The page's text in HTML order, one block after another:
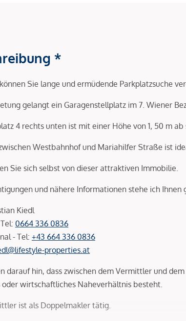
*
Sie lange und ermüdende Parkplatzsuche
gelangt ein Garagenstellplatz im 7. Wiener
4 rechts unten ist mit einer Höhe von 1, 50 m ab
Westbahnhof und Mariahilfer Straße ist
Sie sich selbst von dieser attraktiven Immobilie.
und nähere Informationen stehe ich Ihnen
Kiedl
0664 336 0836
- Tel: +43 664 336 0836
properties.at
darauf hin, dass zwischen dem Vermittler und
wirtschaftliches Naheverhältnis besteht.
ist als Doppelmakler tätig.